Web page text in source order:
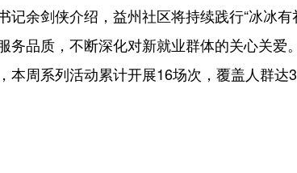
记余剑侠介绍，益州社区将持续践行“冰冰
务品质，不断深化对新就业群体的关心关爱
本周系列活动累计开展16场次，覆盖人群达